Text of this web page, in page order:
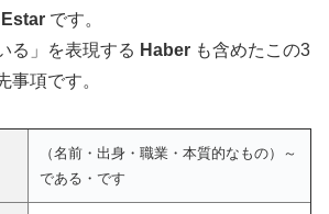
Estar です。
る」を表現する Haber も含めたこの3
事項です。
（名前・出身・職業・本質的なもの）～
である・です